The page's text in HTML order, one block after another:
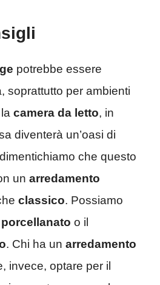
potrebbe essere
soprattutto per ambienti
camera da letto, in
diventerà un’oasi di
che questo
un arredamento
classico. Possiamo
o il
. Chi ha un arredamento
invece, optare per il